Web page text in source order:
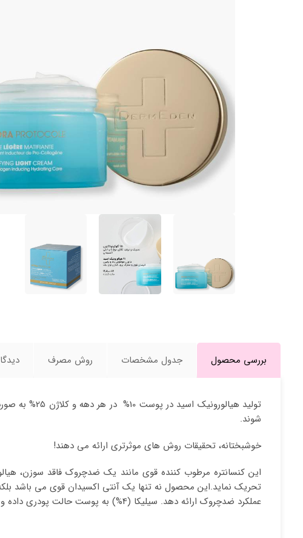
بررسی محصول جدول مشخصات روش مصرف
شوند.
خوشبختانه، تحقیقات روش های موثرتری ارائه می دهند!
تحریک نماید.این محصول نه تنها یک آنتی اکسیدان قوی می باشد
عملکرد ضدچروک ارائه دهد. سیلیکا (4%) به پوست حالت پودری داده و چربی و براقی بیش از حد پوست را جذب می کند.